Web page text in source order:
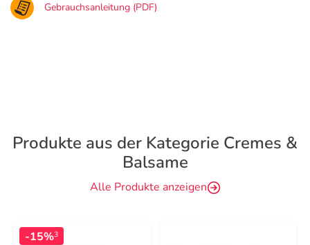
Gebrauchsanleitung (PDF)
Produkte aus der Kategorie Cremes &
Balsame
Alle Produkte anzeigen
-15%3